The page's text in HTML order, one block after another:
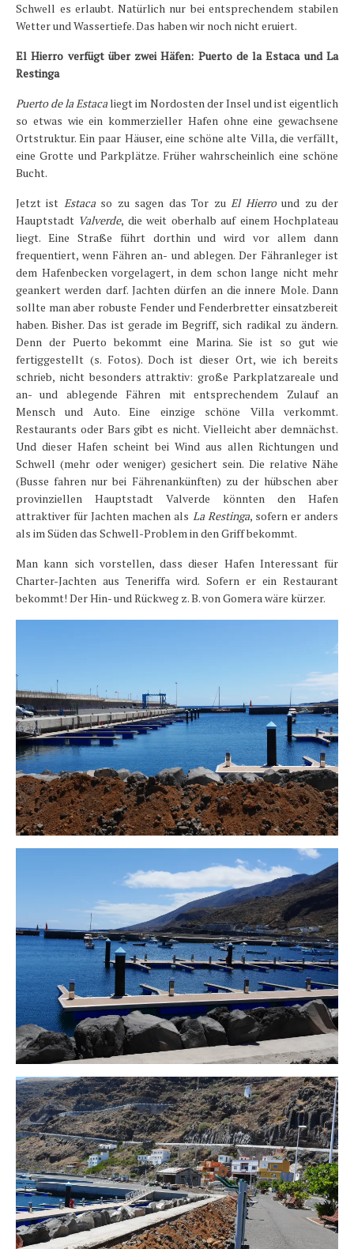
Schwell es erlaubt. Natürlich nur bei entsprechendem stabilen
Wetter und Wassertiefe. Das haben wir noch nicht eruiert.
El Hierro verfügt über zwei Häfen: Puerto de la Estaca und La
Restinga
Puerto de la Estacaliegt im Nordosten der Insel und ist eigentlich
so etwas wie ein kommerzieller Hafen ohne eine gewachsene
Ortstruktur. Ein paar Häuser, eine schöne alte Villa, die verfällt,
eine Grotte und Parkplätze. Früher wahrscheinlich eine schöne
Bucht.
Jetzt ist Estacaso zu sagen das Tor zuEl Hierround zu der
Hauptstadt Valverde, die weit oberhalb auf einem Hochplateau
liegt. Eine Straße führt dorthin und wird vor allem dann
frequentiert, wenn Fähren an- und ablegen. Der Fähranleger ist
dem Hafenbecken vorgelagert, in dem schon lange nicht mehr
geankert werden darf. Jachten dürfen an die innere Mole. Dann
sollte man aber robuste Fender und Fenderbretter einsatzbereit
haben. Bisher. Das ist gerade im Begriff, sich radikal zu ändern.
Denn der Puerto bekommt eine Marina. Sie ist so gut wie
fertiggestellt (s. Fotos). Doch ist dieser Ort, wie ich bereits
schrieb, nicht besonders attraktiv: große Parkplatzareale und
an- und ablegende Fähren mit entsprechendem Zulauf an
Mensch und Auto. Eine einzige schöne Villa verkommt.
Restaurants oder Bars gibt es nicht. Vielleicht aber demnächst.
Und dieser Hafen scheint bei Wind aus allen Richtungen und
Schwell (mehr oder weniger) gesichert sein. Die relative Nähe
(Busse fahren nur bei Fährenankünften) zu der hübschen aber
provinziellen Hauptstadt Valverde könnten den Hafen
attraktiver für Jachten machen als La Restinga, sofern er anders
als im Süden das Schwell-Problem in den Griff bekommt.
Man kann sich vorstellen, dass dieser Hafen Interessant für
Charter-Jachten aus Teneriffa wird. Sofern er ein Restaurant
bekommt! Der Hin- und Rückweg z. B. von Gomera wäre kürzer.